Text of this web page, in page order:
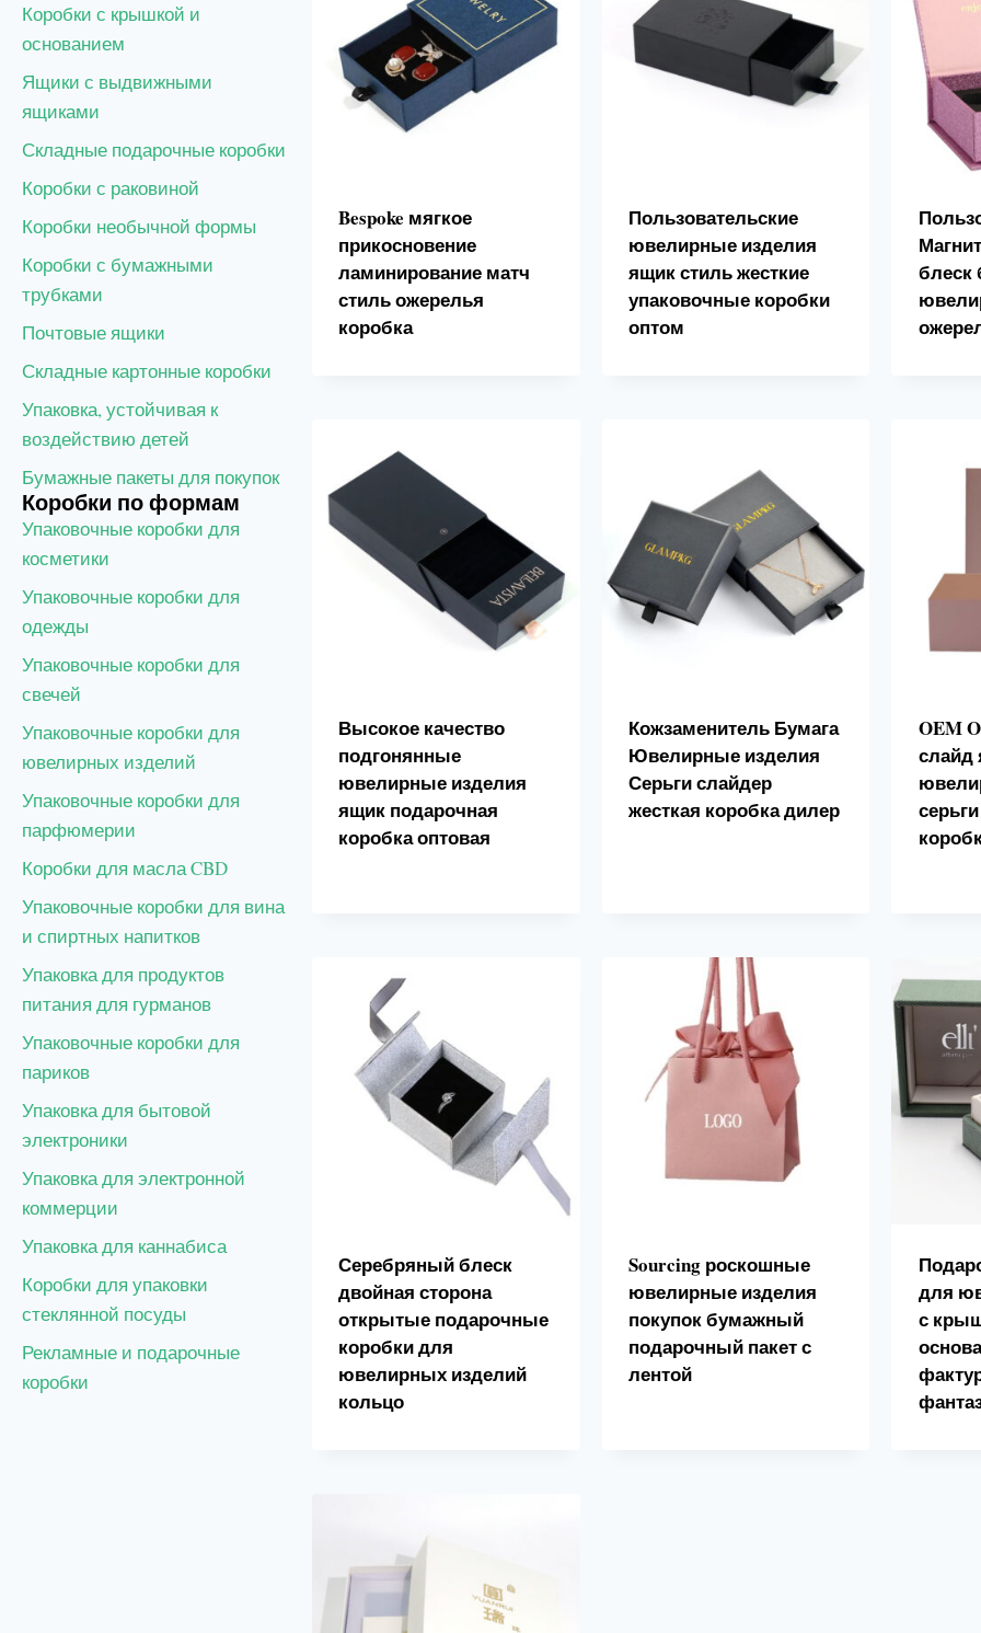
Коробки с крышкой и
основанием
Ящики с выдвижными
ящиками
Складные подарочные коробки
Коробки с раковиной
Коробки необычной формы
Коробки с бумажными
трубками
Почтовые ящики
Складные картонные коробки
Упаковка, устойчивая к
воздействию детей
Бумажные пакеты для покупок
Коробки по формам
Упаковочные коробки для
косметики
Упаковочные коробки для
одежды
Упаковочные коробки для
свечей
Упаковочные коробки для
ювелирных изделий
Упаковочные коробки для
парфюмерии
Коробки для масла CBD
Упаковочные коробки для вина
и спиртных напитков
Упаковка для продуктов
питания для гурманов
Упаковочные коробки для
париков
Упаковка для бытовой
электроники
Упаковка для электронной
коммерции
Упаковка для каннабиса
Коробки для упаковки
стеклянной посуды
Рекламные и подарочные
коробки
Bespoke мягкое
прикосновение
ламинирование матч
стиль ожерелья
коробка
Пользовательские
ювелирные изделия
ящик стиль жесткие
упаковочные коробки
оптом
блеск
Высокое качество
подгонянные
ювелирные изделия
ящик подарочная
коробка оптовая
Кожзаменитель Бумага
Ювелирные изделия
Серьги слайдер
жесткая коробка дилер
OEM
слайд
Серебряный блеск
двойная сторона
открытые подарочные
коробки для
ювелирных изделий
кольцо
Sourcing роскошные
ювелирные изделия
покупок бумажный
подарочный пакет с
лентой
для
с